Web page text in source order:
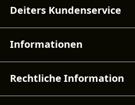
Deiters Kundenservice
Informationen
Rechtliche Information